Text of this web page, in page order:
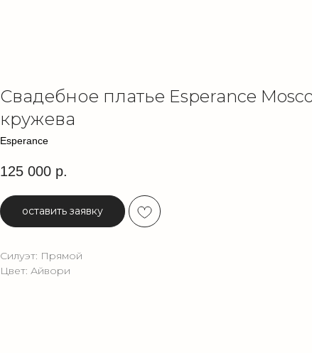
Свадебное платье Esperance
кружева
Esperance
125 000 р.
оставить заявку
Силуэт: Прямой
Цвет: Айвори